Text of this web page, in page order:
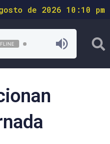
de 2026 10:10 pm